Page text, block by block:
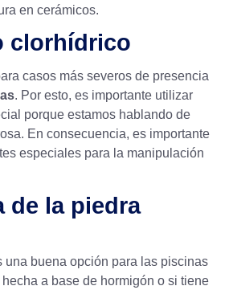
en cerámicos.
clorhídrico
casos más severos de presencia
. Por esto, es importante utilizar
porque estamos hablando de
En consecuencia, es importante
especiales para la manipulación
de la piedra
una buena opción para las piscinas
a base de hormigón o si tiene